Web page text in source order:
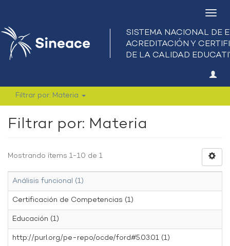
Filtrar por: Materia
Filtrar por: Materia
Mostrando ítems 1-10 de 1
Análisis funcional (1)
Certificación de Competencias (1)
Educación (1)
http://purl.org/pe-repo/ocde/ford#5.03.01 (1)